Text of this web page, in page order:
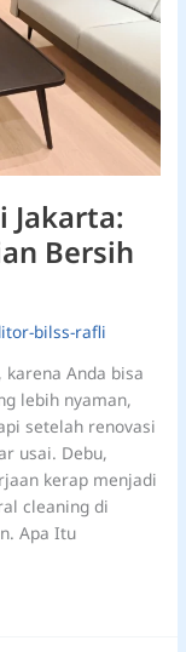
Jakarta:
Bersih
bilss-rafli
Anda bisa
lebih nyaman,
setelah renovasi
usai. Debu,
kerap menjadi
cleaning di
Apa Itu